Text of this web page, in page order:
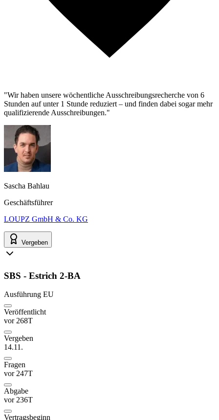
"Wir haben unsere wöchentliche Ausschreibungsrecherche von 6
Stunden auf unter 1 Stunde reduziert – und finden dabei sogar mehr
qualifizierende Ausschreibungen."
Sascha Bahlau
Geschäftsführer
LOUPZ GmbH & Co. KG
Vergeben
SBS - Estrich 2-BA
Ausführung EU
Veröffentlicht
vor 268T
Vergeben
14.11.
Fragen
vor 247T
Abgabe
vor 236T
Vertragsbeginn